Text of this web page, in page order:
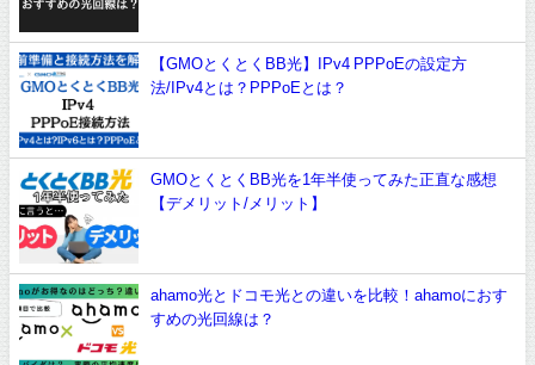
【GMOとくとくBB光】IPv4 PPPoEの設定方
法/IPv4とは？PPPoEとは？
GMOとくとくBB光を1年半使ってみた正直な感想
【デメリット/メリット】
ahamo光とドコモ光との違いを比較！ahamoにおす
すめの光回線は？